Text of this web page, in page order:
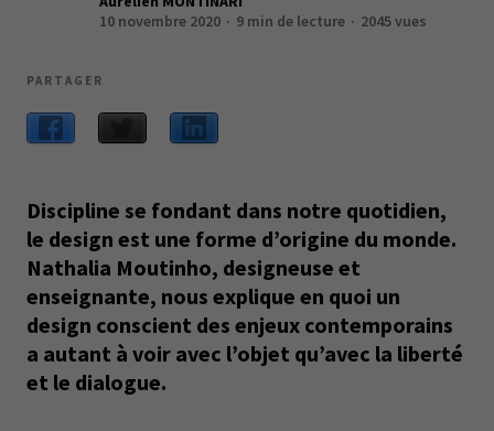
10 novembre 2020
9 min de lecture 2045 vues
PARTAGER
Discipline se fondant dans notre quotidien,
le design est une forme d’origine du monde.
Nathalia Moutinho, designeuse et
enseignante, nous explique en quoi un
design conscient des enjeux contemporains
a autant à voir avec l’objet qu’avec la liberté
et le dialogue.